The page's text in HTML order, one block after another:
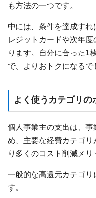
も方法の一つです。
中には、条件を達成すれ
レジットカードや次年
ります。自分に合った1
で、よりおトクになるで
よく使うカテゴリの
個人事業主の支出は、
め、主要な経費カテゴリ
り多くのコスト削減メリ
一般的な高還元カテゴリ
す。